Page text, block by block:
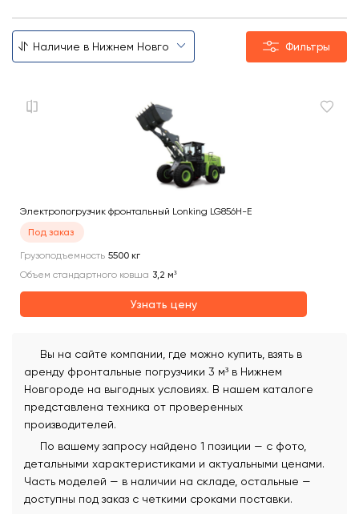
Фильтры
Электропогрузчик фронтальный Lonking LG856H-E
Под заказ
Грузоподъемность 5500 кг
Объем стандартного ковша 3,2 м³
Узнать цену
Вы на сайте компании, где можно купить, взять в
аренду фронтальные погрузчики 3 м³ в Нижнем
Новгороде на выгодных условиях. В нашем каталоге
представлена техника от проверенных
производителей.
По вашему запросу найдено 1 позиции — с фото,
детальными характеристиками и актуальными ценами.
Часть моделей — в наличии на складе, остальные —
доступны под заказ с четкими сроками поставки.